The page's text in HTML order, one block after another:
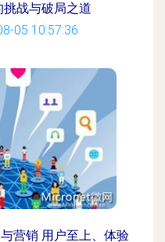
战与破局之道
05 10:57:36
营销 用户至上、体验